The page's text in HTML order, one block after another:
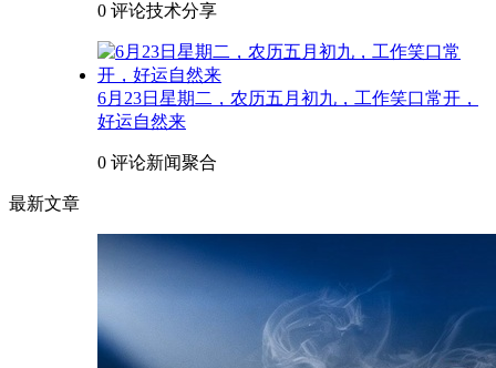
0 评论技术分享
6月23日星期二，农历五月初九，工作笑口常开，
好运自然来
0 评论新闻聚合
最新文章